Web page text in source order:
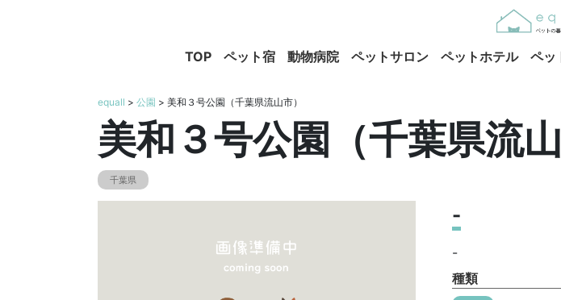
TOP ペット宿 動物病院 ペットサロン ペットホテル ペッ
equall > 公園 > 美和３号公園（千葉県流山市）
美和３号公園（千葉県流山
千葉県
-
-
種類